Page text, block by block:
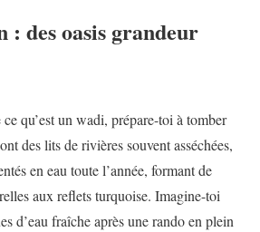
: des oasis grandeur
qu’est un wadi, prépare-toi à tomber
des lits de rivières souvent asséchées,
en eau toute l’année, formant de
aux reflets turquoise. Imagine-toi
d’eau fraîche après une rando en plein